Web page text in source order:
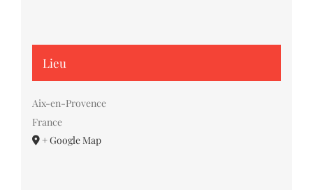
Lieu
Aix-en-Provence
France
+ Google Map